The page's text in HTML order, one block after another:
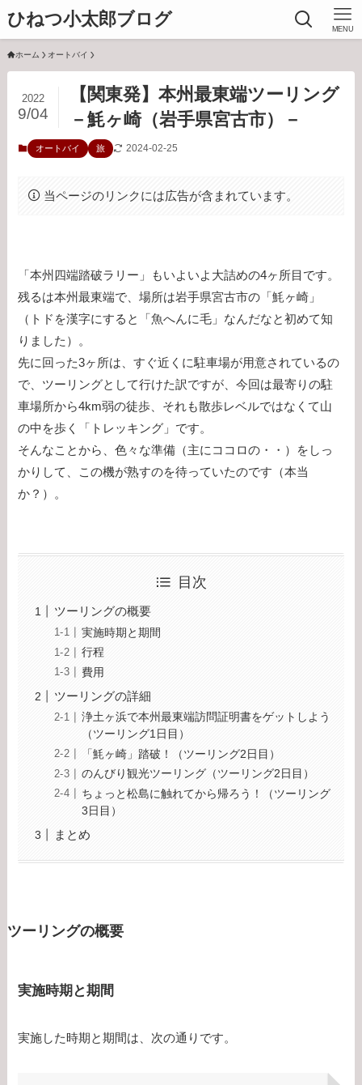
ひねつ小太郎ブログ MENU
ホーム オートバイ
【関東発】本州最東端ツーリング
－魹ヶ崎（岩手県宮古市）－
2022
9/04
オートバイ 旅 2024-02-25
当ページのリンクには広告が含まれています。
「本州四端踏破ラリー」もいよいよ大詰めの4ヶ所目です。
残るは本州最東端で、場所は岩手県宮古市の「魹ヶ崎」
（トドを漢字にすると「魚へんに毛」なんだなと初めて知
りました）。
先に回った3ヶ所は、すぐ近くに駐車場が用意されているの
で、ツーリングとして行けた訳ですが、今回は最寄りの駐
車場所から4km弱の徒歩、それも散歩レベルではなくて山
の中を歩く「トレッキング」です。
そんなことから、色々な準備（主にココロの・・）をしっ
かりして、この機が熟すのを待っていたのです（本当
か？）。
目次
ツーリングの概要
実施時期と期間
行程
費用
ツーリングの詳細
浄土ヶ浜で本州最東端訪問証明書をゲットしよう
（ツーリング1日目）
「魹ヶ崎」踏破！（ツーリング2日目）
のんびり観光ツーリング（ツーリング2日目）
ちょっと松島に触れてから帰ろう！（ツーリング
3日目）
まとめ
ツーリングの概要
実施時期と期間
実施した時期と期間は、次の通りです。